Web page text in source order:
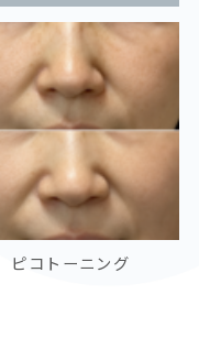
ピコトーニング